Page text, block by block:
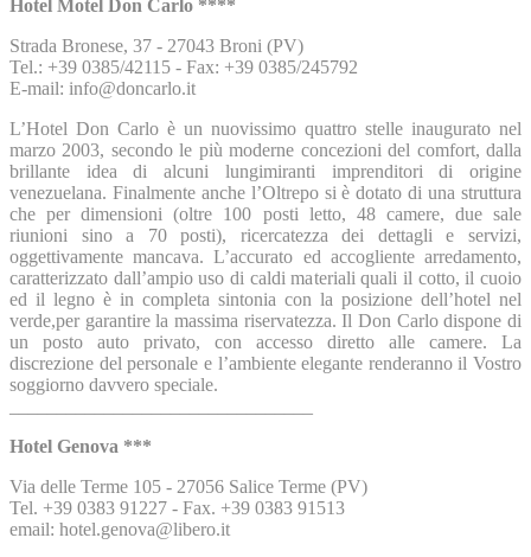
Hotel Motel Don Carlo ****
Strada Bronese, 37 - 27043 Broni (PV)
Tel.: +39 0385/42115 - Fax: +39 0385/245792
E-mail: info@doncarlo.it
L’Hotel Don Carlo è un nuovissimo quattro stelle inaugurato nel
marzo 2003, secondo le più moderne concezioni del comfort, dalla
brillante idea di alcuni lungimiranti imprenditori di origine
venezuelana. Finalmente anche l’Oltrepo si è dotato di una struttura
che per dimensioni (oltre 100 posti letto, 48 camere, due sale
riunioni sino a 70 posti), ricercatezza dei dettagli e servizi,
oggettivamente mancava. L’accurato ed accogliente arredamento,
caratterizzato dall’ampio uso di caldi materiali quali il cotto, il cuoio
ed il legno è in completa sintonia con la posizione dell’hotel nel
verde,per garantire la massima riservatezza. Il Don Carlo dispone di
un posto auto privato, con accesso diretto alle camere. La
discrezione del personale e l’ambiente elegante renderanno il Vostro
soggiorno davvero speciale.
Hotel Genova ***
Via delle Terme 105 - 27056 Salice Terme (PV)
Tel. +39 0383 91227 - Fax. +39 0383 91513
email: hotel.genova@libero.it